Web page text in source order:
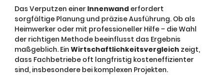
Das Verputzen einer Innenwand erfordert
sorgfältige Planung und präzise Ausführung. Ob als
Heimwerker oder mit professioneller Hilfe – die Wahl
der richtigen Methode beeinflusst das Ergebnis
maßgeblich. Ein Wirtschaftlichkeitsvergleich zeigt,
dass Fachbetriebe oft langfristig kosteneffizienter
sind, insbesondere bei komplexen Projekten.